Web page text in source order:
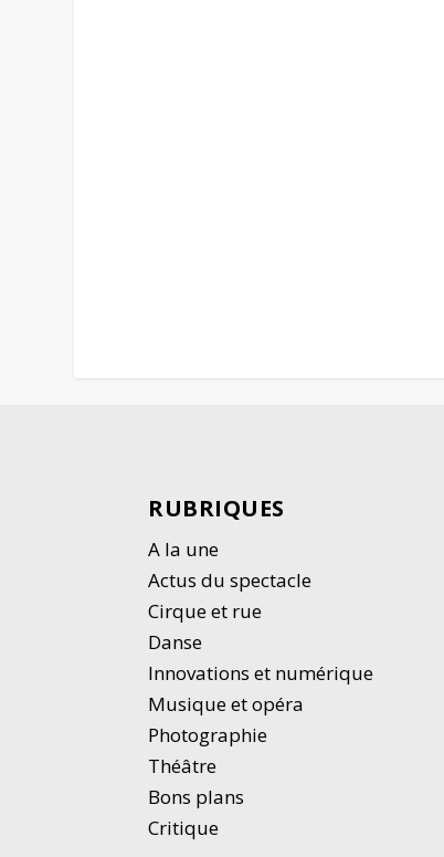
RUBRIQUES
A la une
Actus du spectacle
Cirque et rue
Danse
Innovations et numérique
Musique et opéra
Photographie
Théâtre
Bons plans
Critique